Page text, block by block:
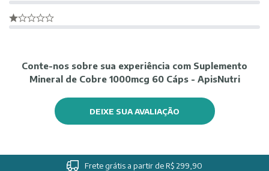
Conte-nos sobre sua experiência com Suplemento
Mineral de Cobre 1000mcg 60 Cáps - ApisNutri
DEIXE SUA AVALIAÇÃO
Frete grátis a partir de R$ 299,90